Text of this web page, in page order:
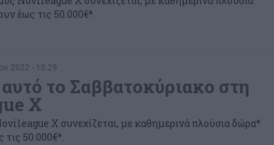
έως τις 50.000€*.
2022 - 10:29
το Σαββατοκύριακο στη
X
X συνεχίζεται, με καθημερινά πλούσια δώρα*
50.000€*.